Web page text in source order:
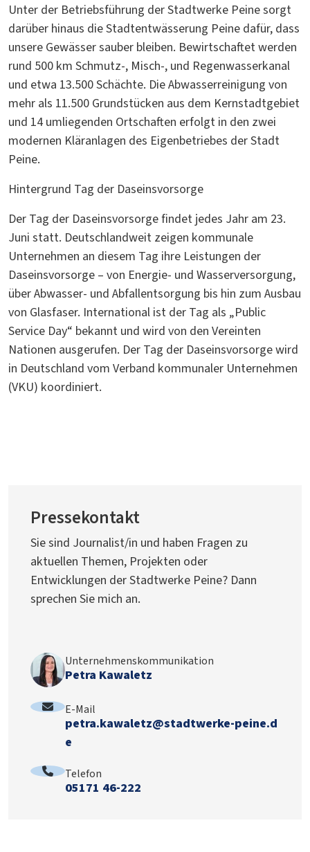
Unter der Betriebsführung der Stadtwerke Peine sorgt
darüber hinaus die Stadtentwässerung Peine dafür, dass
unsere Gewässer sauber bleiben. Bewirtschaftet werden
rund 500 km Schmutz-, Misch-, und Regenwasserkanal
und etwa 13.500 Schächte. Die Abwasserreinigung von
mehr als 11.500 Grundstücken aus dem Kernstadtgebiet
und 14 umliegenden Ortschaften erfolgt in den zwei
modernen Kläranlagen des Eigenbetriebes der Stadt
Peine.
Hintergrund Tag der Daseinsvorsorge
Der Tag der Daseinsvorsorge findet jedes Jahr am 23.
Juni statt. Deutschlandweit zeigen kommunale
Unternehmen an diesem Tag ihre Leistungen der
Daseinsvorsorge – von Energie- und Wasserversorgung,
über Abwasser- und Abfallentsorgung bis hin zum Ausbau
von Glasfaser. International ist der Tag als „Public
Service Day“ bekannt und wird von den Vereinten
Nationen ausgerufen. Der Tag der Daseinsvorsorge wird
in Deutschland vom Verband kommunaler Unternehmen
(VKU) koordiniert.
Pressekontakt
Sie sind Journalist/in und haben Fragen zu
aktuellen Themen, Projekten oder
Entwicklungen der Stadtwerke Peine? Dann
sprechen Sie mich an.
Unternehmenskommunikation
Petra Kawaletz
E-Mail
:petra.kawaletz@stadtwerke-peine.d
e
Telefon
:05171 46-222